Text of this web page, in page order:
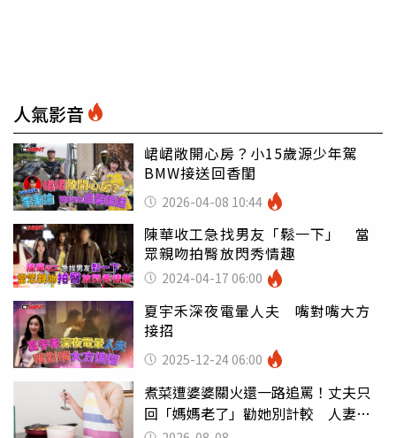
人氣影音
峮峮敞開心房？小15歲源少年駕
BMW接送回香閨
2026-04-08 10:44
陳華收工急找男友「鬆一下」 當
眾親吻拍臀放閃秀情趣
2024-04-17 06:00
夏宇禾深夜電暈人夫 嘴對嘴大方
接招
2025-12-24 06:00
煮菜遭婆婆關火還一路追罵！丈夫只
回「媽媽老了」勸她別計較 人妻超